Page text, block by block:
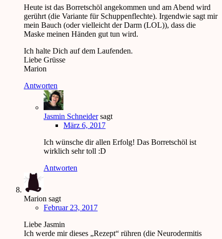
Heute ist das Borretschöl angekommen und am Abend wird
gerührt (die Variante für Schuppenflechte). Irgendwie sagt mir
mein Bauch (oder vielleicht der Darm (LOL)), dass die
Maske meinen Händen gut tun wird.
Ich halte Dich auf dem Laufenden.
Liebe Grüsse
Marion
Antworten
Jasmin Schneider sagt
März 6, 2017
Ich wünsche dir allen Erfolg! Das Borretschöl ist
wirklich sehr toll :D
Antworten
Marion sagt
Februar 23, 2017
Liebe Jasmin
Ich werde mir dieses „Rezept“ rühren (die Neurodermitis